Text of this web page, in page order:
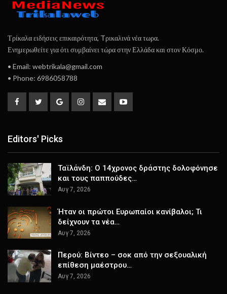
Τρίκαλα ειδήσεις επικαιρότητα, Tρικαλινά νέα τωρα.
Ενημερωθείτε για ότι συμβαίνει τώρα στην Ελλάδα και στον Κόσμο.
• Email: webtrikala@gmail.com
• Phone: 6986058788
Editors' Picks
Ταϊλάνδη: Ο 14χρονος δράστης δολοφόνησε
και τους παππούδες…
Αυγ 7, 2026
Ήταν οι πρώτοι Ευρωπαίοι κανίβαλοι; Τι
δείχνουν τα νέα…
Αυγ 7, 2026
Περού: Βίντεο – σοκ από την σεξουαλική
επίθεση μαέστρου…
Αυγ 7, 2026